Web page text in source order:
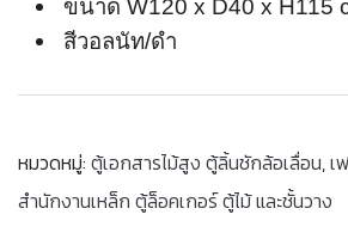
ขนาด W120 x D40 x H115
สีวอลนัท/ดำ
หมวดหมู่: ตู้เอกสารไม้สูง ตู้ลิ้นชักล้อเลื่อน,เ
สำนักงานเหล็ก ตู้ล็อคเกอร์ ตู้ไม้ และชั้นวาง